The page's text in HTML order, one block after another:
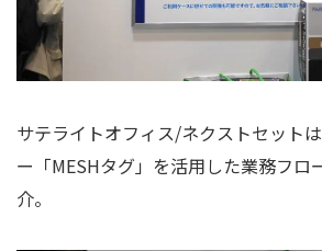
サテライトオフィス/ネクストセット
ー「MESHタグ」を活用した業務フロ
介。